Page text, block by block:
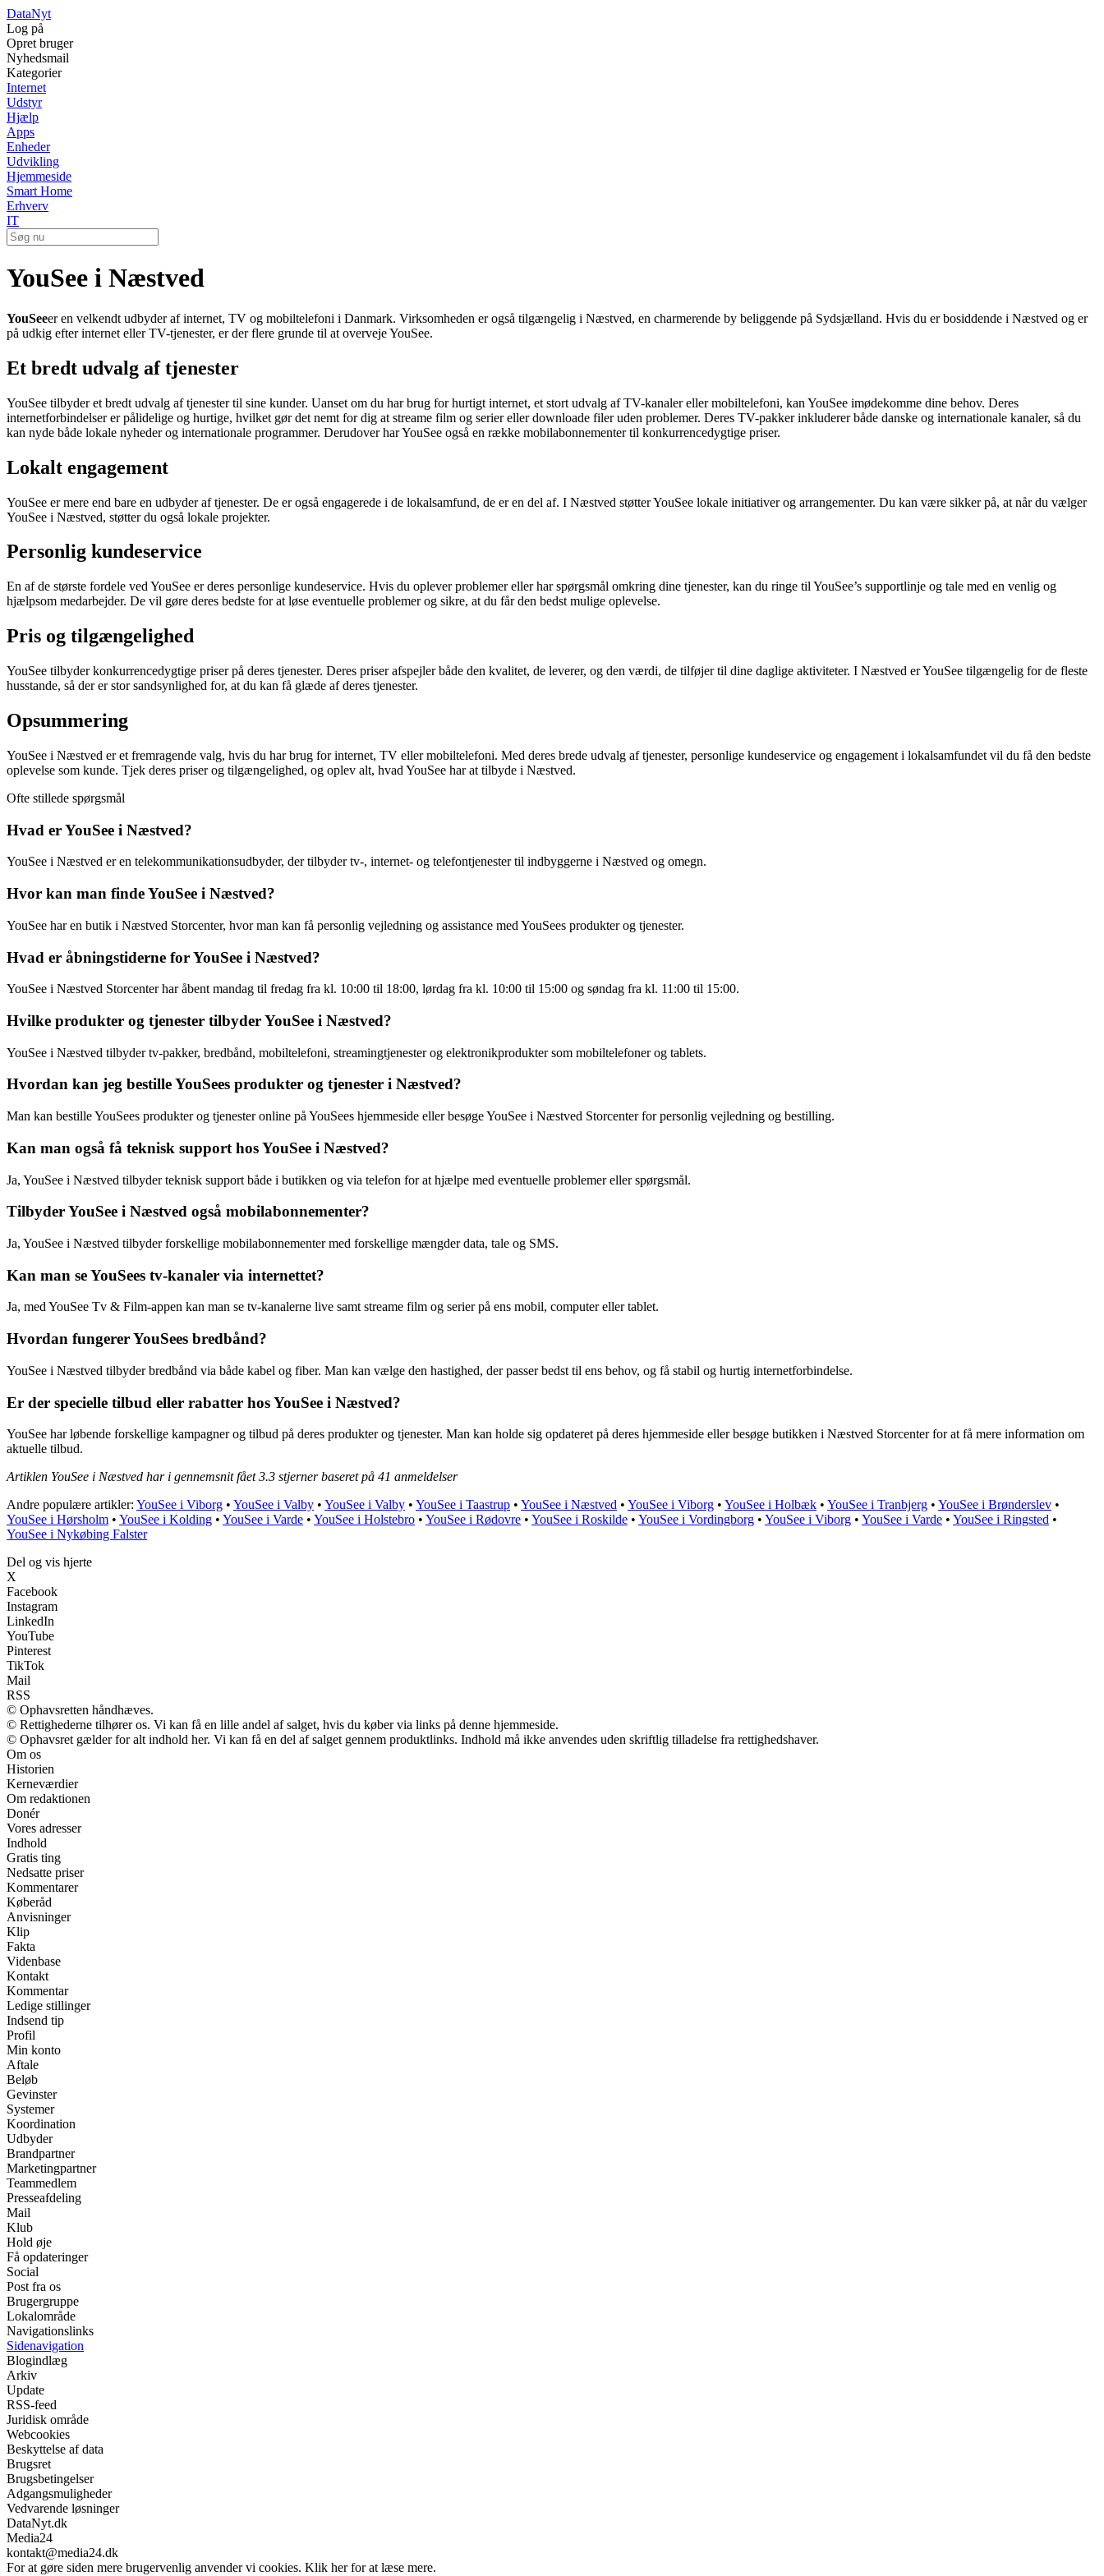
DataNyt
Log på
Opret bruger
Nyhedsmail
Kategorier
Internet
Udstyr
Hjælp
Apps
Enheder
Udvikling
Hjemmeside
Smart Home
Erhverv
IT
YouSee i Næstved
YouSeeer en velkendt udbyder af internet, TV og mobiltelefoni i Danmark. Virksomheden er også tilgængelig i Næstved, en charmerende by beliggende på Sydsjælland. Hvis du er bosiddende i Næstved og er
på udkig efter internet eller TV-tjenester, er der flere grunde til at overveje YouSee.
Et bredt udvalg af tjenester
YouSee tilbyder et bredt udvalg af tjenester til sine kunder. Uanset om du har brug for hurtigt internet, et stort udvalg af TV-kanaler eller mobiltelefoni, kan YouSee imødekomme dine behov. Deres
internetforbindelser er pålidelige og hurtige, hvilket gør det nemt for dig at streame film og serier eller downloade filer uden problemer. Deres TV-pakker inkluderer både danske og internationale kanaler, så du
kan nyde både lokale nyheder og internationale programmer. Derudover har YouSee også en række mobilabonnementer til konkurrencedygtige priser.
Lokalt engagement
YouSee er mere end bare en udbyder af tjenester. De er også engagerede i de lokalsamfund, de er en del af. I Næstved støtter YouSee lokale initiativer og arrangementer. Du kan være sikker på, at når du vælger
YouSee i Næstved, støtter du også lokale projekter.
Personlig kundeservice
En af de største fordele ved YouSee er deres personlige kundeservice. Hvis du oplever problemer eller har spørgsmål omkring dine tjenester, kan du ringe til YouSee’s supportlinje og tale med en venlig og
hjælpsom medarbejder. De vil gøre deres bedste for at løse eventuelle problemer og sikre, at du får den bedst mulige oplevelse.
Pris og tilgængelighed
YouSee tilbyder konkurrencedygtige priser på deres tjenester. Deres priser afspejler både den kvalitet, de leverer, og den værdi, de tilføjer til dine daglige aktiviteter. I Næstved er YouSee tilgængelig for de fleste
husstande, så der er stor sandsynlighed for, at du kan få glæde af deres tjenester.
Opsummering
YouSee i Næstved er et fremragende valg, hvis du har brug for internet, TV eller mobiltelefoni. Med deres brede udvalg af tjenester, personlige kundeservice og engagement i lokalsamfundet vil du få den bedste
oplevelse som kunde. Tjek deres priser og tilgængelighed, og oplev alt, hvad YouSee har at tilbyde i Næstved.
Ofte stillede spørgsmål
Hvad er YouSee i Næstved?
YouSee i Næstved er en telekommunikationsudbyder, der tilbyder tv-, internet- og telefontjenester til indbyggerne i Næstved og omegn.
Hvor kan man finde YouSee i Næstved?
YouSee har en butik i Næstved Storcenter, hvor man kan få personlig vejledning og assistance med YouSees produkter og tjenester.
Hvad er åbningstiderne for YouSee i Næstved?
YouSee i Næstved Storcenter har åbent mandag til fredag fra kl. 10:00 til 18:00, lørdag fra kl. 10:00 til 15:00 og søndag fra kl. 11:00 til 15:00.
Hvilke produkter og tjenester tilbyder YouSee i Næstved?
YouSee i Næstved tilbyder tv-pakker, bredbånd, mobiltelefoni, streamingtjenester og elektronikprodukter som mobiltelefoner og tablets.
Hvordan kan jeg bestille YouSees produkter og tjenester i Næstved?
Man kan bestille YouSees produkter og tjenester online på YouSees hjemmeside eller besøge YouSee i Næstved Storcenter for personlig vejledning og bestilling.
Kan man også få teknisk support hos YouSee i Næstved?
Ja, YouSee i Næstved tilbyder teknisk support både i butikken og via telefon for at hjælpe med eventuelle problemer eller spørgsmål.
Tilbyder YouSee i Næstved også mobilabonnementer?
Ja, YouSee i Næstved tilbyder forskellige mobilabonnementer med forskellige mængder data, tale og SMS.
Kan man se YouSees tv-kanaler via internettet?
Ja, med YouSee Tv & Film-appen kan man se tv-kanalerne live samt streame film og serier på ens mobil, computer eller tablet.
Hvordan fungerer YouSees bredbånd?
YouSee i Næstved tilbyder bredbånd via både kabel og fiber. Man kan vælge den hastighed, der passer bedst til ens behov, og få stabil og hurtig internetforbindelse.
Er der specielle tilbud eller rabatter hos YouSee i Næstved?
YouSee har løbende forskellige kampagner og tilbud på deres produkter og tjenester. Man kan holde sig opdateret på deres hjemmeside eller besøge butikken i Næstved Storcenter for at få mere information om
aktuelle tilbud.
Artiklen YouSee i Næstved har i gennemsnit fået3.3 stjerner baseret på 41 anmeldelser
Andre populære artikler: YouSee i Viborg • YouSee i Valby • YouSee i Valby • YouSee i Taastrup • YouSee i Næstved • YouSee i Viborg • YouSee i Holbæk • YouSee i Tranbjerg • YouSee i Brønderslev •
YouSee i Hørsholm • YouSee i Kolding • YouSee i Varde • YouSee i Holstebro • YouSee i Rødovre • YouSee i Roskilde • YouSee i Vordingborg • YouSee i Viborg • YouSee i Varde • YouSee i Ringsted •
YouSee i Nykøbing Falster
Del og vis hjerte
X
Facebook
Instagram
LinkedIn
YouTube
Pinterest
TikTok
Mail
RSS
© Ophavsretten håndhæves.
© Rettighederne tilhører os. Vi kan få en lille andel af salget, hvis du køber via links på denne hjemmeside.
© Ophavsret gælder for alt indhold her. Vi kan få en del af salget gennem produktlinks. Indhold må ikke anvendes uden skriftlig tilladelse fra rettighedshaver.
Om os
Historien
Kerneværdier
Om redaktionen
Donér
Vores adresser
Indhold
Gratis ting
Nedsatte priser
Kommentarer
Køberåd
Anvisninger
Klip
Fakta
Videnbase
Kontakt
Kommentar
Ledige stillinger
Indsend tip
Profil
Min konto
Aftale
Beløb
Gevinster
Systemer
Koordination
Udbyder
Brandpartner
Marketingpartner
Teammedlem
Presseafdeling
Mail
Klub
Hold øje
Få opdateringer
Social
Post fra os
Brugergruppe
Lokalområde
Navigationslinks
Sidenavigation
Blogindlæg
Arkiv
Update
RSS-feed
Juridisk område
Webcookies
Beskyttelse af data
Brugsret
Brugsbetingelser
Adgangsmuligheder
Vedvarende løsninger
DataNyt.dk
Media24
kontakt@media24.dk
For at gøre siden mere brugervenlig anvender vi cookies. Klik her for at læse mere.